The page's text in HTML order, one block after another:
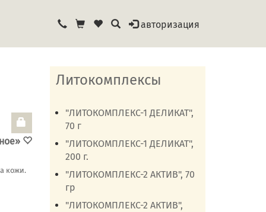
авторизация
кожи.
Литокомплексы
"ЛИТОКОМПЛЕКС-1 ДЕЛИКАТ",
70 г
"ЛИТОКОМПЛЕКС-1 ДЕЛИКАТ",
200 г.
"ЛИТОКОМПЛЕКС-2 АКТИВ", 70
гр
"ЛИТОКОМПЛЕКС-2 АКТИВ",